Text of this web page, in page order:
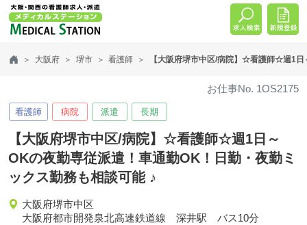
大阪府 堺市 看護師 【大阪府堺市中区/病院】☆看護師☆週1
お仕事No. 1OS2175
看護師 病院 派遣 長期
【大阪府堺市中区/病院】☆看護師☆週1日～
OKの夜勤専従派遣！車通勤OK！日勤・夜勤ミ
ックス勤務も相談可能 ♪
大阪府堺市中区
大阪府都市開発泉北高速鉄道線 深井駅 バス10分